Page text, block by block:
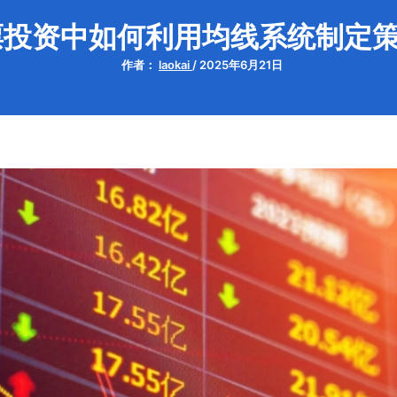
资中如何利用均线系统制定
作者： laokai / 2025年6月21日